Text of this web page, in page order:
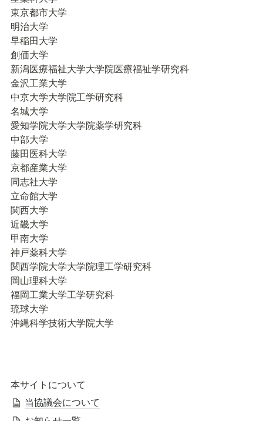
東京都市大学
明治大学
早稲田大学
創価大学
新潟医療福祉大学大学院医療福祉学研究科
金沢工業大学
中京大学大学院工学研究科
名城大学
愛知学院大学大学院薬学研究科
中部大学
藤田医科大学
京都産業大学
同志社大学
立命館大学
関西大学
近畿大学
甲南大学
神戸薬科大学
関西学院大学大学院理工学研究科
岡山理科大学
福岡工業大学工学研究科
琉球大学
沖縄科学技術大学院大学
本サイトについて
当協議会について